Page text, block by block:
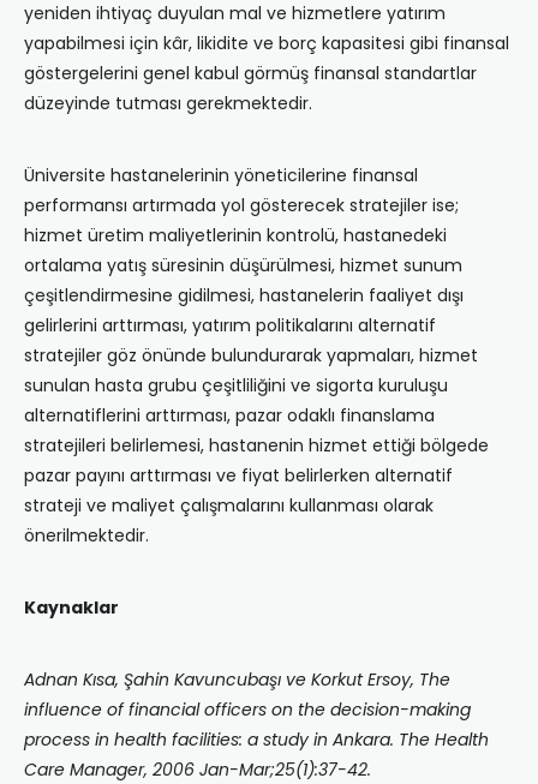
yeniden ihtiyaç duyulan mal ve hizmetlere yatırım
yapabilmesi için kâr, likidite ve borç kapasitesi gibi finansal
göstergelerini genel kabul görmüş finansal standartlar
düzeyinde tutması gerekmektedir.
Üniversite hastanelerinin yöneticilerine finansal
performansı artırmada yol gösterecek stratejiler ise;
hizmet üretim maliyetlerinin kontrolü, hastanedeki
ortalama yatış süresinin düşürülmesi, hizmet sunum
çeşitlendirmesine gidilmesi, hastanelerin faaliyet dışı
gelirlerini arttırması, yatırım politikalarını alternatif
stratejiler göz önünde bulundurarak yapmaları, hizmet
sunulan hasta grubu çeşitliliğini ve sigorta kuruluşu
alternatiflerini arttırması, pazar odaklı finanslama
stratejileri belirlemesi, hastanenin hizmet ettiği bölgede
pazar payını arttırması ve fiyat belirlerken alternatif
strateji ve maliyet çalışmalarını kullanması olarak
önerilmektedir.
Kaynaklar
Adnan Kısa, Şahin Kavuncubaşı ve Korkut Ersoy, The
influence of financial officers on the decision-making
process in health facilities: a study in Ankara. The Health
Care Manager, 2006 Jan-Mar;25(1):37-42.